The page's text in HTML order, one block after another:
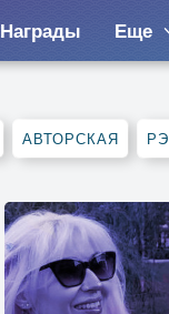
Награды Еще
АВТОРСКАЯ